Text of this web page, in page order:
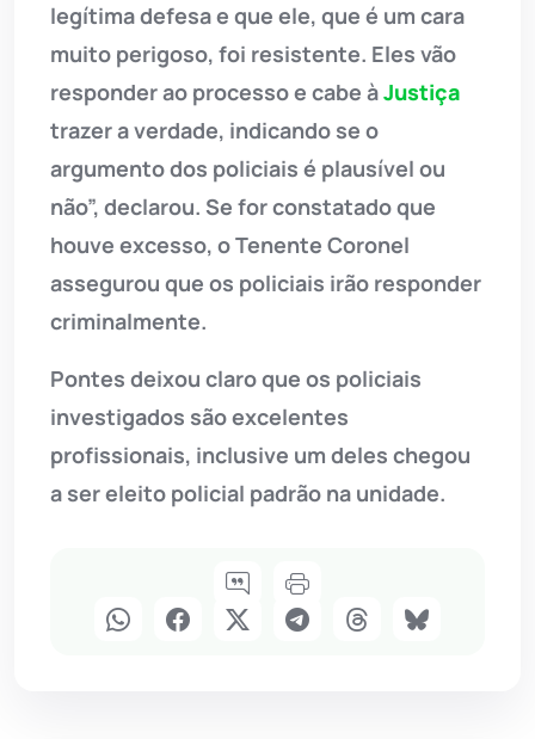
legítima defesa e que ele, que é um cara
muito perigoso, foi resistente. Eles vão
responder ao processo e cabe àJustiça
trazer a verdade, indicando se o
argumento dos policiais é plausível ou
não”, declarou. Se for constatado que
houve excesso, o Tenente Coronel
assegurou que os policiais irão responder
criminalmente.
Pontes deixou claro que os policiais
investigados são excelentes
profissionais, inclusive um deles chegou
a ser eleito policial padrão na unidade.